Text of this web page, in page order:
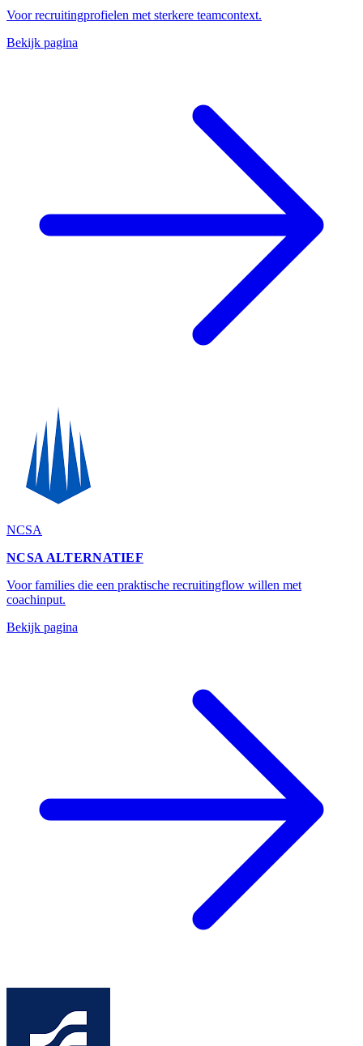
Voor recruitingprofielen met sterkere teamcontext.
Bekijk pagina
NCSA
NCSA ALTERNATIEF
Voor families die een praktische recruitingflow willen met
coachinput.
Bekijk pagina